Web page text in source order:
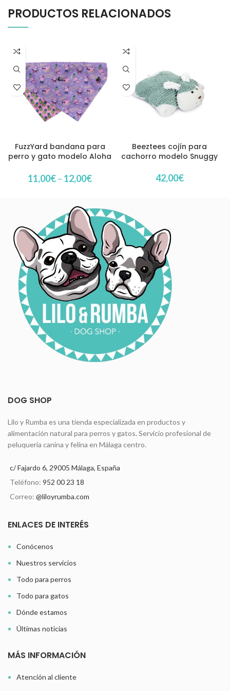
PRODUCTOS RELACIONADOS
FuzzYard bandana para
perro y gato modelo Aloha
11,00€– 12,00€
Beeztees cojín para
cachorro modelo Snuggy
42,00€
DOG SHOP
Lilo y Rumba es una tienda especializada en productos y
alimentación natural para perros y gatos. Servicio profesional de
peluquería canina y felina en Málaga centro.
c/ Fajardo 6, 29005 Málaga, España
Teléfono: 952 00 23 18
Correo: @liloyrumba.com
ENLACES DE INTERÉS
Conócenos
Nuestros servicios
Todo para perros
Todo para gatos
Dónde estamos
Últimas noticias
MÁS INFORMACIÓN
Atención al cliente